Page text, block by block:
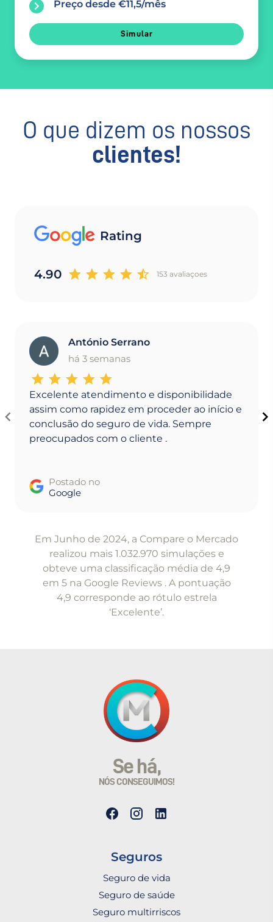
Preço desde €11,5/mês
Simular
O que dizem os nossos
clientes!
Rating
4.90 153 avaliaçoes
A
António Serrano
há 3 semanas
Excelente atendimento e disponibilidade
assim como rapidez em proceder ao início e
conclusão do seguro de vida. Sempre
preocupados com o cliente .
Postado no
Google
Em Junho de 2024, a Compare o Mercado
realizou mais 1.032.970 simulações e
obteve uma classificação média de 4,9
em 5 na Google Reviews . A pontuação
4,9 corresponde ao rótulo estrela
‘Excelente’.
Se há,
NÓS CONSEGUIMOS!
Seguros
Seguro de vida
Seguro de saúde
Seguro multirriscos